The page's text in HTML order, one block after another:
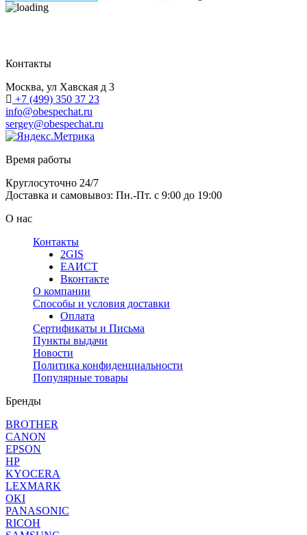
Контакты
Москва, ул Хавская д 3
+7 (499) 350 37 23
info@obespechat.ru
sergey@obespechat.ru
Время работы
Круглосуточно 24/7
Доставка и самовывоз: Пн.-Пт. с 9:00 до 19:00
О нас
Контакты
2GIS
ЕАИСТ
Вконтакте
О компании
Способы и условия доставки
Оплата
Сертификаты и Письма
Пункты выдачи
Новости
Политика конфиденциальности
Популярные товары
Бренды
BROTHER
CANON
EPSON
HP
KYOCERA
LEXMARK
OKI
PANASONIC
RICOH